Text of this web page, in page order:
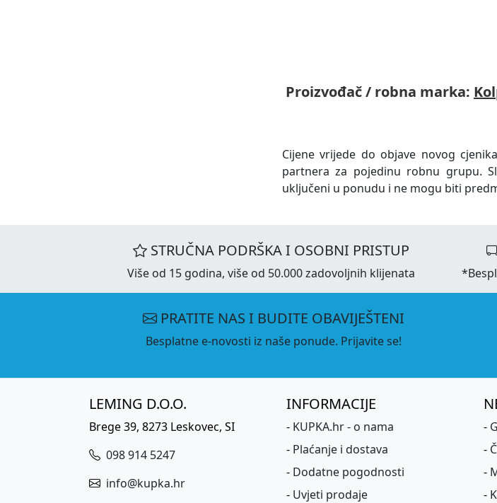
Proizvođač / robna marka:
Cijene vrijede do objave novog
partnera za pojedinu robnu grupu.
uključeni u ponudu i ne mogu biti
STRUČNA PODRŠKA I OSOBNI PRISTUP
Više od 15 godina, više od 50.000 zadovoljnih klijenata
PRATITE NAS I BUDITE OBAVIJEŠTENI
Besplatne e-novosti iz naše ponude. Prijavite se!
LEMING D.O.O.
Brege 39, 8273 Leskovec, SI
098 914 5247
info@kupka.hr
INFORMACIJE
- KUPKA.hr - o nama
- Plaćanje i dostava
- Dodatne pogodnosti
- Uvjeti prodaje
-
-
-
-